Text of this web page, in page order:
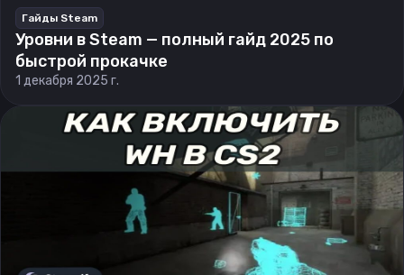
Гайды Steam
Уровни в Steam — полный гайд 2025 по
быстрой прокачке
1 декабря 2025 г.